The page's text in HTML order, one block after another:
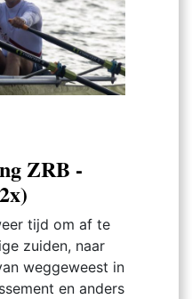
ZRB -
tijd om af te
zuiden, naar
weggeweest in
en anders